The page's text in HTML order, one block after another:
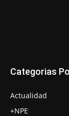
Categorias
Actualidad
+NPE